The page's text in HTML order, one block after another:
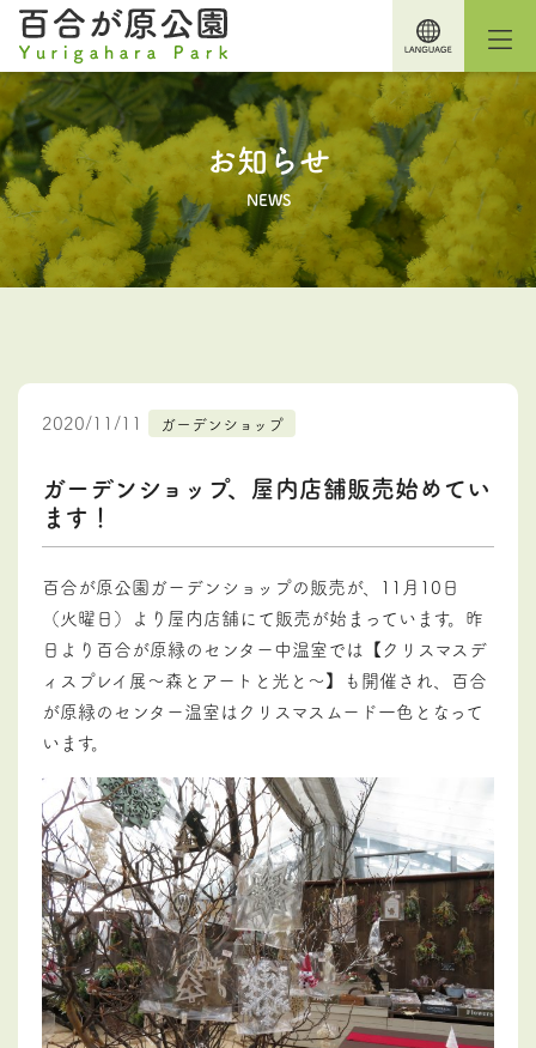
お知らせ
NEWS
2020/11/11 ガーデンショップ
ガーデンショップ、屋内店舗販売始めてい
ます！
百合が原公園ガーデンショップの販売が、11月10日
（火曜日）より屋内店舗にて販売が始まっています。昨
日より百合が原緑のセンター中温室では【クリスマスデ
ィスプレイ展～森とアートと光と～】も開催され、百合
が原緑のセンター温室はクリスマスムード一色となって
います。